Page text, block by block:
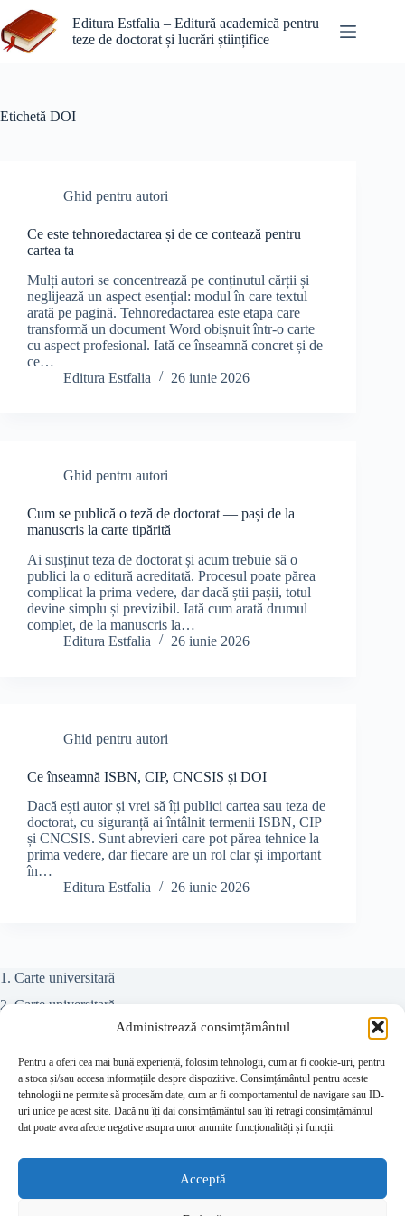
Administrează consimțământul
Pentru a oferi cea mai bună experiență, folosim tehnologii, cum ar fi cookie-uri, pentru
a stoca și/sau accesa informațiile despre dispozitive. Consimțământul pentru aceste
tehnologii ne permite să procesăm date, cum ar fi comportamentul de navigare sau ID-
uri unice pe acest site. Dacă nu îți dai consimțământul sau îți retragi consimțământul
dat poate avea afecte negative asupra unor anumite funcționalități și funcții.
Acceptă
la
conținut
Editura Estfalia – Editură academică pentru
teze de doctorat și lucrări științifice
Etichetă DOI
Ghid pentru autori
Ce este tehnoredactarea și de ce contează pentru
cartea ta
Mulți autori se concentrează pe conținutul cărții și
neglijează un aspect esențial: modul în care textul
arată pe pagină. Tehnoredactarea este etapa care
transformă un document Word obișnuit într-o carte
cu aspect profesional. Iată ce înseamnă concret și de
ce…
Editura Estfalia
26 iunie 2026
Ghid pentru autori
Cum se publică o teză de doctorat — pași de la
manuscris la carte tipărită
Ai susținut teza de doctorat și acum trebuie să o
publici la o editură acreditată. Procesul poate părea
complicat la prima vedere, dar dacă știi pașii, totul
devine simplu și previzibil. Iată cum arată drumul
complet, de la manuscris la…
Editura Estfalia
26 iunie 2026
Ghid pentru autori
Ce înseamnă ISBN, CIP, CNCSIS și DOI
Dacă ești autor și vrei să îți publici cartea sau teza de
doctorat, cu siguranță ai întâlnit termenii ISBN, CIP
și CNCSIS. Sunt abrevieri care pot părea tehnice la
prima vedere, dar fiecare are un rol clar și important
în…
Editura Estfalia
26 iunie 2026
1. Carte universitară
2. Carte universitară
Colectiv referenți
Juridic
Beletristică
Despre editură
Prețuri